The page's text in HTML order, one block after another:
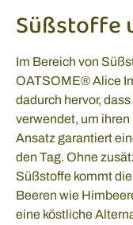
Süßstoffe
Im Bereich von
OATSOME® Alice
dadurch hervor,
verwendet, um
Ansatz garantiert
den Tag. Ohne
Süßstoffe kommt
Beeren wie
eine köstliche